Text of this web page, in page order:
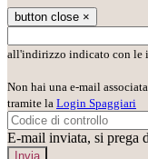
button close ×
all'indirizzo indicato con le
Non hai una e-mail
tramite la Login Spaggiari
E-mail inviata, si prega